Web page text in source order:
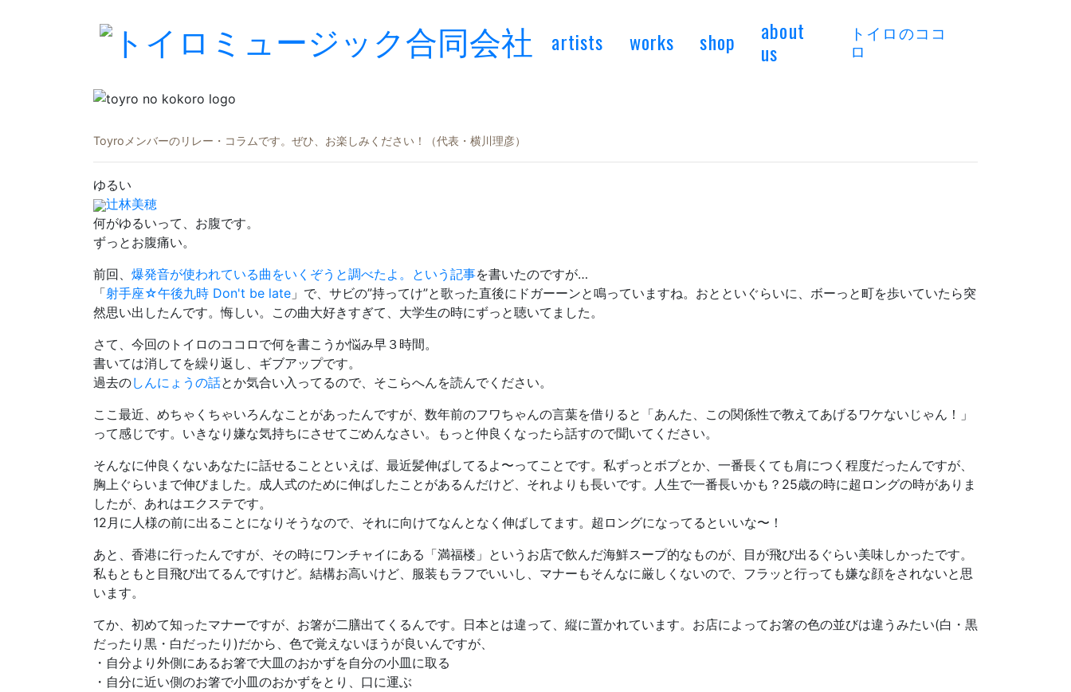
artists works shop about
us
トイロのココ
ロ
Toyroメンバーのリレー・コラムです。ぜひ、お楽しみください！（代表・横川理彦）
ゆるい
辻林美穂
何がゆるいって、お腹です。
ずっとお腹痛い。
前回、 爆発音が使われている曲をいくぞうと調べたよ。という記事を書いたのですが…
「射手座☆午後九時 Don't be late 」で、サビの”持ってけ”と歌った直後にドガーーンと鳴っていますね。おとといぐらいに、ボーっと町を歩いていたら突
然思い出したんです。悔しい。この曲大好きすぎて、大学生の時にずっと聴いてました。
さて、今回のトイロのココロで何を書こうか悩み早３時間。
書いては消してを繰り返し、ギブアップです。
過去のしんにょうの話とか気合い入ってるので、そこらへんを読んでください。
ここ最近、めちゃくちゃいろんなことがあったんですが、数年前のフワちゃんの言葉を借りると「あんた、この関係性で教えてあげるワケないじゃん！」
って感じです。いきなり嫌な気持ちにさせてごめんなさい。もっと仲良くなったら話すので聞いてください。
そんなに仲良くないあなたに話せることといえば、最近髪伸ばしてるよ〜ってことです。私ずっとボブとか、一番長くても肩につく程度だったんですが、
胸上ぐらいまで伸びました。成人式のために伸ばしたことがあるんだけど、それよりも長いです。人生で一番長いかも？25歳の時に超ロングの時がありま
したが、あれはエクステです。
12月に人様の前に出ることになりそうなので、それに向けてなんとなく伸ばしてます。超ロングになってるといいな〜！
あと、香港に行ったんですが、その時にワンチャイにある「満福楼」というお店で飲んだ海鮮スープ的なものが、目が飛び出るぐらい美味しかったです。
私もともと目飛び出てるんですけど。結構お高いけど、服装もラフでいいし、マナーもそんなに厳しくないので、フラッと行っても嫌な顔をされないと思
います。
てか、初めて知ったマナーですが、お箸が二膳出てくるんです。日本とは違って、縦に置かれています。お店によってお箸の色の並びは違うみたい(白・黒
だったり黒・白だったり)だから、色で覚えないほうが良いんですが、
・自分より外側にあるお箸で大皿のおかずを自分の小皿に取る
・自分に近い側のお箸で小皿のおかずをとり、口に運ぶ